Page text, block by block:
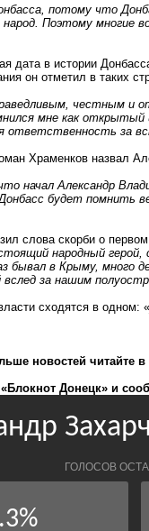
потому что
Поэтому многие
дата в истории
он отметил в таких
честным и
мне как
за
Храменков назвал
начал Александр
будет помнить
слова скорби о
народный
бывал в Крыму, много
за нашим
сходятся в одном: «
новостейчитайте в
Донецк» и